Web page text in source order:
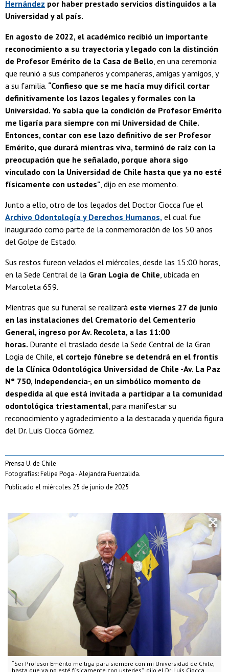
“Ser Profesor Emérito me liga para siempre con mi Universidad de Chile,
hasta que ya no esté físicamente con ustedes”, dijo el Dr. Luis Ciocca.
Hernández por haber prestado servicios distinguidos a la
Universidad y al país.
En agosto de 2022, el académico recibió un importante
reconocimiento a su trayectoria y legado con la distinción
de Profesor Emérito de la Casa de Bello, en una ceremonia
que reunió a sus compañeros y compañeras, amigas y amigos, y
a su familia. “Confieso que se me hacía muy difícil cortar
definitivamente los lazos legales y formales con la
Universidad. Yo sabía que la condición de Profesor Emérito
me ligaría para siempre con mi Universidad de Chile.
Entonces, contar con ese lazo definitivo de ser Profesor
Emérito, que durará mientras viva, terminó de raíz con la
preocupación que he señalado, porque ahora sigo
vinculado con la Universidad de Chile hasta que ya no esté
físicamente con ustedes", dijo en ese momento.
Junto a ello, otro de los legados del Doctor Ciocca fue el
Archivo Odontología y Derechos Humanos, el cual fue
inaugurado como parte de la conmemoración de los 50 años
del Golpe de Estado.
Sus restos fureon velados el miércoles, desde las 15:00 horas,
en la Sede Central de la Gran Logia de Chile, ubicada en
Marcoleta 659.
Mientras que su funeral se realizará este viernes 27 de junio
en las instalaciones del Crematorio del Cementerio
General, ingreso por Av. Recoleta, a las 11:00
horas. Durante el traslado desde la Sede Central de la Gran
Logia de Chile, el cortejo fúnebre se detendrá en el frontis
de la Clínica Odontológica Universidad de Chile -Av. La Paz
N° 750, Independencia-, en un simbólico momento de
despedida al que está invitada a participar a la comunidad
odontológica triestamental, para manifestar su
reconocimiento y agradecimiento a la destacada y querida figura
del Dr. Luis Ciocca Gómez.
Prensa U. de Chile
Fotografías: Felipe Poga - Alejandra Fuenzalida.
Publicado el miércoles 25 de junio de 2025